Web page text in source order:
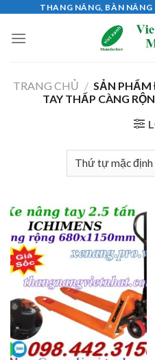
content
THANG NÂNG, BÀN
TRANG CHỦ / SẢN PHẨM
TAY THẤP CÀNG